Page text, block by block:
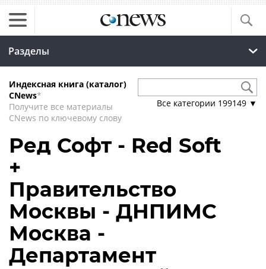
Разделы
Индексная книга (каталог)
CNews*
Получите все материалы
CNews по ключевому слову
Все категории 199149 ▼
Ред Софт - Red Soft
+
Правительство
Москвы - ДНПИМС
Москва -
Департамент